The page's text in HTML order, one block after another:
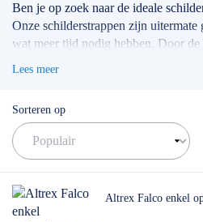
Ben je op zoek naar de ideale
Onze schilderstrappen zijn
wat meer tijd nodig hebben. Door de
✅Meedenkende klantenservice
✅ Contact:0511- 40 25 64, ofmail
Lees meer
Sorteren op
Altrex Falco enkel